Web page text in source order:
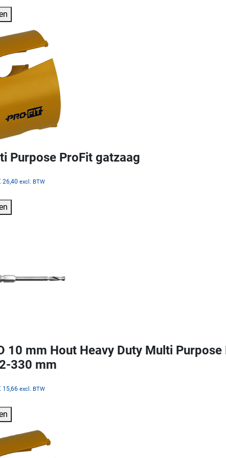
Purpose ProFit gatzaag
26,40 excl. BTW
10 mm Hout Heavy Duty Multi
330 mm
15,66 excl. BTW